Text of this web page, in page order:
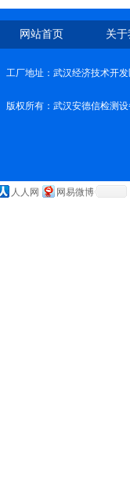
网站首页 关
工厂地址：武汉经济技术开
版权所有：武汉安德信检测
人人网 网易微博